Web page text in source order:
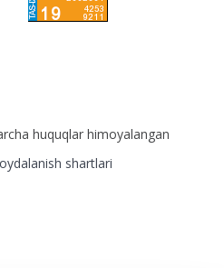
huquqlar himoyalangan
shartlari